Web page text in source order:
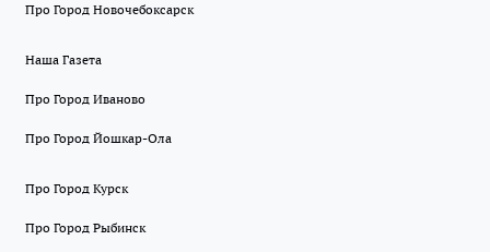
Про Город Новочебоксарск
Наша Газета
Про Город Иваново
Про Город Йошкар-Ола
Про Город Курск
Про Город Рыбинск